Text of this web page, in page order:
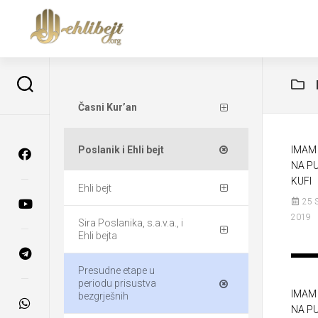
IMAM
NA
KUFI
25
2019
IMAM
NA
Časni Kur’an
Poslanik i Ehli bejt
Ehli bejt
Sira Poslanika, s.a.v.a., i
Ehli bejta
Presudne etape u
periodu prisustva
bezgrješnih